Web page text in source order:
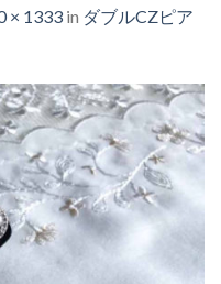
× 1333 in ダブルCZピア